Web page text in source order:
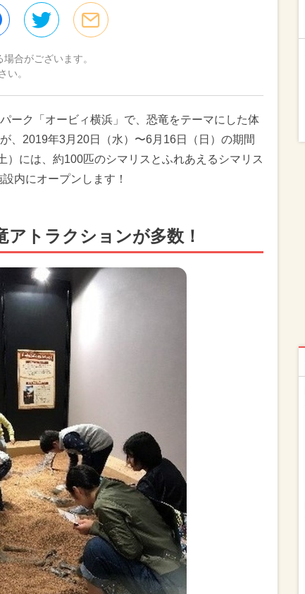
合がございます。
い。
ーク「オービィ横浜」で、恐竜をテーマにした体
、2019年3月20日（水）〜6月16日（日）の期間
）には、約100匹のシマリスとふれあえるシマリス
内にオープンします！
トラクションが多数！